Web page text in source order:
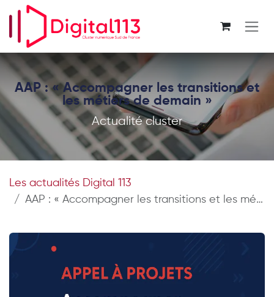
Se rendre au contenu
AAP : « Accompagner les transitions et
les métiers de demain »
Actualité cluster
Les actualités Digital 113
AAP : « Accompagner les transitions et les métiers de demain »